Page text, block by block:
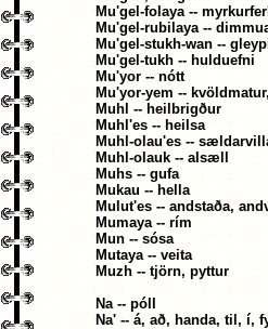
Mu'gel-folaya --
Mu'gel-rubilaya --
Mu'gel-stukh-wan --
Mu'gel-tukh -- hulduefni
Mu'yor -- nótt
Mu'yor-yem --
Muhl -- heilbrigður
Muhl'es -- heilsa
Muhl-olau'es --
Muhl-olauk -- alsæll
Muhs -- gufa
Mukau -- hella
Mulut'es -- andstaða,
Mumaya -- rím
Mun -- sósa
Mutaya -- veita
Muzh -- tjörn, pyttur
Na -- póll
Na' -- á, að, handa, til, í,